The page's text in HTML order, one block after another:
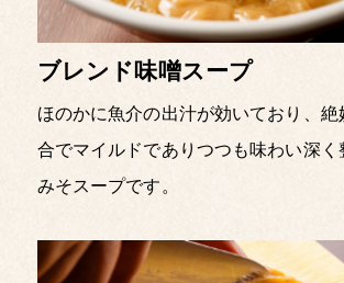
ブレンド味噌スープ
ほのかに魚介の出汁が効いており、 絶
合でマイルドでありつつも味わい深く
みそスープです。